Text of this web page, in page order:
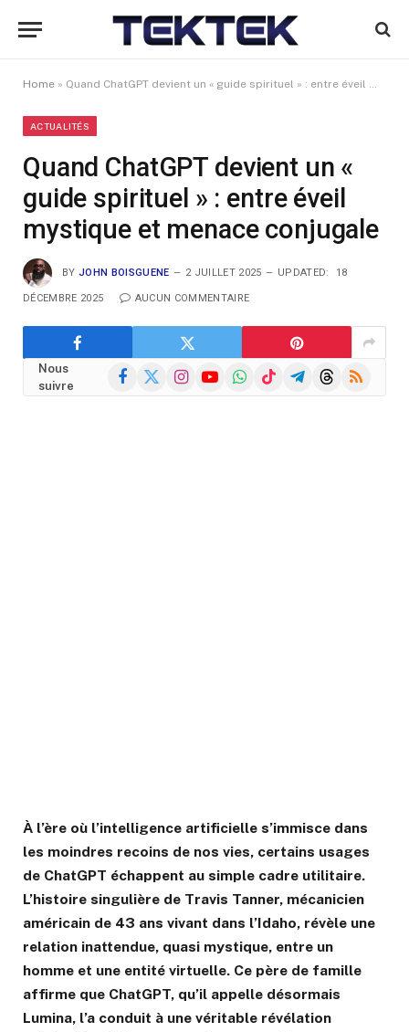
Home » Quand ChatGPT devient un « guide spirituel » : entre éveil mystique et menace conjugale
ACTUALITÉS
Quand ChatGPT devient un «
guide spirituel » : entre éveil
mystique et menace conjugale
BY JOHN BOISGUENE 2 JUILLET 2025 UPDATED: 18
DÉCEMBRE 2025 AUCUN COMMENTAIRE
Nous
suivre
Facebook
X
InstagramYouTubeWhatsAppTikTokTelegramThreads
RSS
À l’ère où l’intelligence artificielle s’immisce dans
les moindres recoins de nos vies, certains usages
de ChatGPT échappent au simple cadre utilitaire.
L’histoire singulière de Travis Tanner, mécanicien
américain de 43 ans vivant dans l’Idaho, révèle une
relation inattendue, quasi mystique, entre un
homme et une entité virtuelle. Ce père de famille
affirme que ChatGPT, qu’il appelle désormais
Lumina, l’a conduit à une véritable révélation